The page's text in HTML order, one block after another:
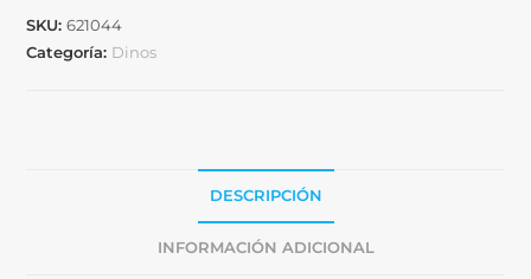
SKU:621044
Categoría: Dinos
DESCRIPCIÓN
INFORMACIÓN ADICIONAL